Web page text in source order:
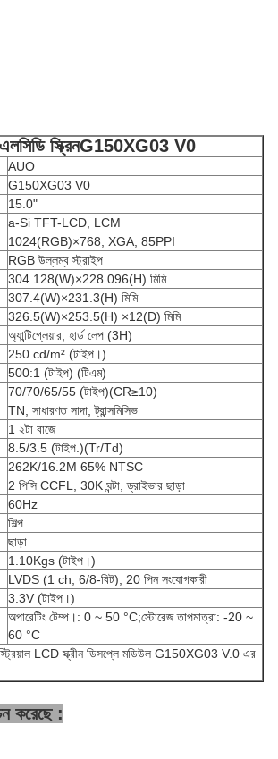
এলসিডি স্ক্রিনG150XG03 V0
AUO
G150XG03 V0
15.0"
a-Si TFT-LCD, LCM
1024(RGB)×768, XGA, 85PPI
RGB উল্লম্ব স্ট্রাইপ
304.128(W)×228.096(H) মিমি
307.4(W)×231.3(H) মিমি
326.5(W)×253.5(H) ×12(D) মিমি
অ্যান্টিগ্লেয়ার, হার্ড লেপ (3H)
250 cd/m² (টাইপ।)
500:1 (টাইপ) (টিএম)
70/70/65/55 (টাইপ)(CR≥10)
TN, সাধারণত সাদা, ট্রান্সমিসিভ
1 ২টা বাজে
8.5/3.5 (টাইপ.)(Tr/Td)
262K/16.2M 65% NTSC
2 পিসি CCFL, 30K ঘন্টা, ড্রাইভার ছাড়া
60Hz
শিল্প
ছাড়া
1.10Kgs (টাইপ।)
LVDS (1 ch, 6/8-বিট), 20 পিন সংযোগকারী
3.3V (টাইপ।)
অপারেটিং টেম্প।: 0 ~ 50 °C;স্টোরেজ তাপমাত্রা: -20 ~
60 °C
LCD স্ক্রীন ডিসপ্লে মডিউল G150XG03 V.0 এর
করেছে :